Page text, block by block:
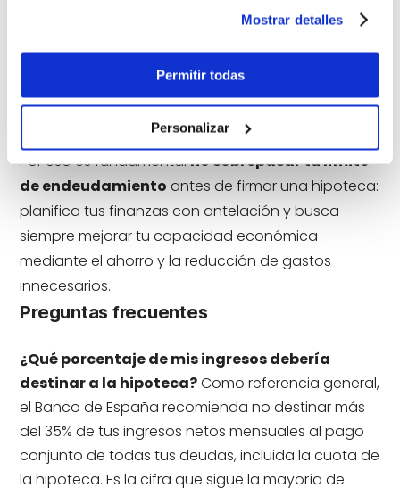
Mostrar detalles
Permitir todas
Personalizar
alto nivel de endeudamiento significa
está comprometida con el pago de deudas, lo
que reduce tu margen para asumir una hipoteca y
puede dificultar la aprobación de nuevos créditos
Por eso es fundamentalno sobrepasar tu límite
de endeudamiento antes de firmar una hipoteca:
planifica tus finanzas con antelación y busca
siempre mejorar tu capacidad económica
mediante el ahorro y la reducción de gastos
innecesarios.
Preguntas frecuentes
¿Qué porcentaje de mis ingresos debería
destinar a la hipoteca?Como referencia general,
el Banco de España recomienda no destinar más
del 35% de tus ingresos netos mensuales al pago
conjunto de todas tus deudas, incluida la cuota de
la hipoteca. Es la cifra que sigue la mayoría de